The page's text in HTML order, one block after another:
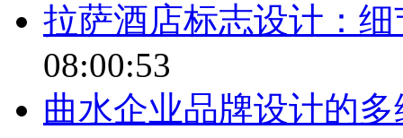
拉萨酒店标志设计：
08:00:53
曲水企业品牌设计的